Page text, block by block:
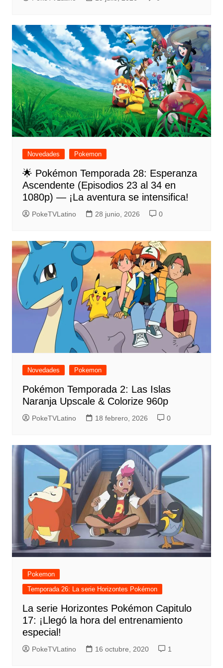
Novedades Pokemon
🌟 Pokémon Temporada 28: Esperanza
Ascendente (Episodios 23 al 34 en
1080p) — ¡La aventura se intensifica!
PokeTVLatino 28 junio, 2026 0
Novedades Pokemon
Pokémon Temporada 2: Las Islas
Naranja Upscale & Colorize 960p
PokeTVLatino 18 febrero, 2026 0
Pokemon
Temporada 26: La serie Horizontes Pokémon
La serie Horizontes Pokémon Capitulo
17: ¡Llegó la hora del entrenamiento
especial!
PokeTVLatino 16 octubre, 2020 1